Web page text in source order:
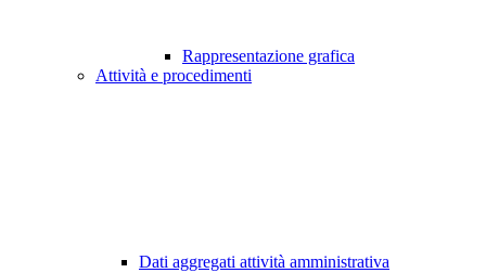
Rappresentazione grafica
Attività e procedimenti
Dati aggregati attività amministrativa